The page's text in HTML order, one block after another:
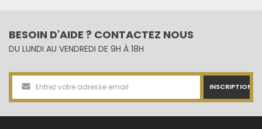
BESOIN D'AIDE ? CONTACTEZ NOUS
DU LUNDI AU VENDREDI DE 9H À 18H
INSCRIPTION